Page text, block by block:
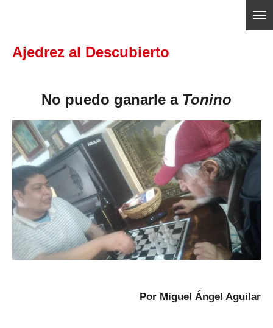
contenido
Ajedrez al Descubierto
No puedo ganarle a Tonino
Por Miguel Ángel Aguilar